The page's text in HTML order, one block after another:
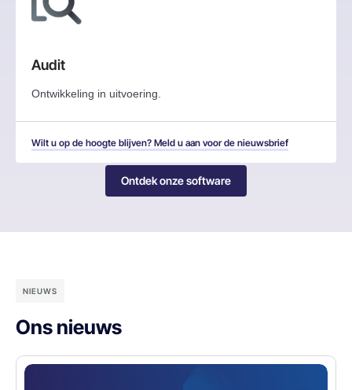
Audit
Ontwikkeling in uitvoering.
Wilt u op de hoogte blijven? Meld u aan voor de nieuwsbrief
Ontdek onze software
NIEUWS
Ons nieuws